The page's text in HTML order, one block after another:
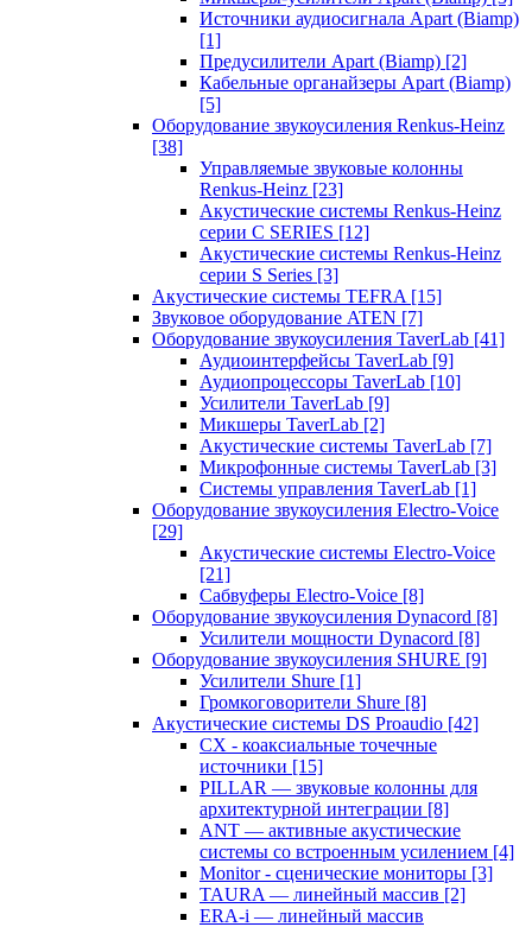
Источники аудиосигнала Apart (Biamp)
[1]
Предусилители Apart (Biamp) [2]
Кабельные органайзеры Apart (Biamp)
[5]
Оборудование звукоусиления Renkus-Heinz
[38]
Управляемые звуковые колонны
Renkus-Heinz [23]
Акустические системы Renkus-Heinz
серии C SERIES [12]
Акустические системы Renkus-Heinz
серии S Series [3]
Акустические системы TEFRA [15]
Звуковое оборудование ATEN [7]
Оборудование звукоусиления TaverLab [41]
Аудиоинтерфейсы TaverLab [9]
Аудиопроцессоры TaverLab [10]
Усилители TaverLab [9]
Микшеры TaverLab [2]
Акустические системы TaverLab [7]
Микрофонные системы TaverLab [3]
Системы управления TaverLab [1]
Оборудование звукоусиления Electro-Voice
[29]
Акустические системы Electro-Voice
[21]
Сабвуферы Electro-Voice [8]
Оборудование звукоусиления Dynacord [8]
Усилители мощности Dynacord [8]
Оборудование звукоусиления SHURE [9]
Усилители Shure [1]
Громкоговорители Shure [8]
Акустические системы DS Proaudio [42]
CX - коаксиальные точечные
источники [15]
PILLAR — звуковые колонны для
архитектурной интеграции [8]
ANT — активные акустические
системы со встроенным усилением [4]
Monitor - сценические мониторы [3]
TAURA — линейный массив [2]
ERA-i — линейный массив